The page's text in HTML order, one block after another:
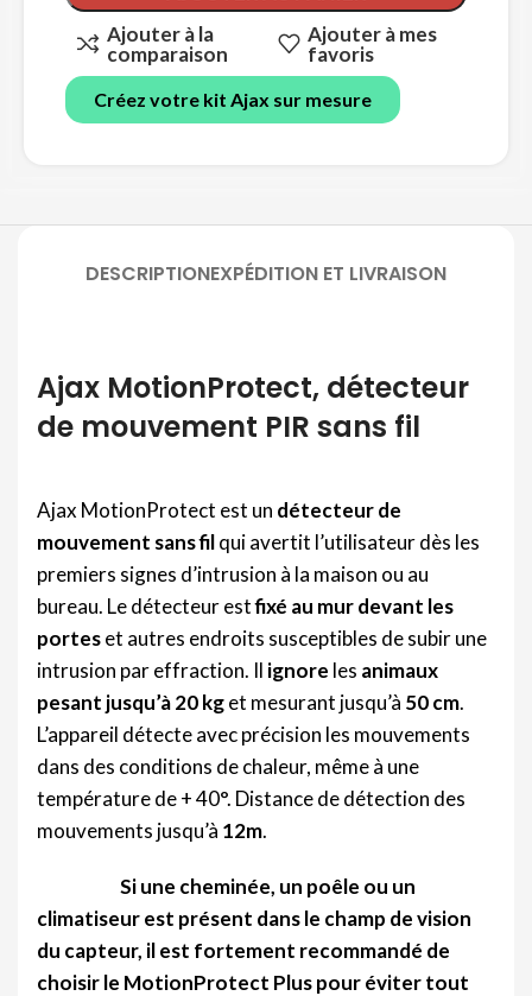
Ajouter à la
comparaison
Ajouter à mes
favoris
Créez votre kit Ajax sur mesure
DESCRIPTIONEXPÉDITION ET LIVRAISON
Ajax MotionProtect, détecteur
de mouvement PIR sans fil
Ajax MotionProtect est un détecteur de
mouvement sans filqui avertit l’utilisateur dès les
premiers signes d’intrusion à la maison ou au
bureau. Le détecteur estfixé au mur devant les
porteset autres endroits susceptibles de subir une
intrusion par effraction. Il ignore les animaux
pesant jusqu’à 20 kget mesurant jusqu’à 50 cm.
L’appareil détecte avec précision les mouvements
dans des conditions de chaleur, même à une
température de + 40°. Distance de détection des
mouvements jusqu’à 12m.
Si une cheminée, un poêle ou un
climatiseur est présent dans le champ de vision
du capteur, il est fortement recommandé de
choisir le MotionProtect Plus pour éviter tout